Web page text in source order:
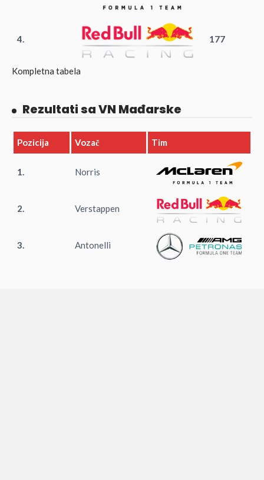
4. 177
Kompletna tabela
Rezultati sa VN Mađarske
Pozicija Vozač Tim
1. Norris
2. Verstappen
3. Antonelli